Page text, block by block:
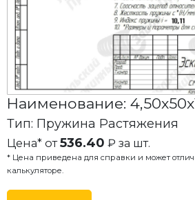
Наименование:
Тип: Пружина Растяжения
Цена* от536.40 ₽ за шт.
* Цена приведена для справки и может
калькуляторе.